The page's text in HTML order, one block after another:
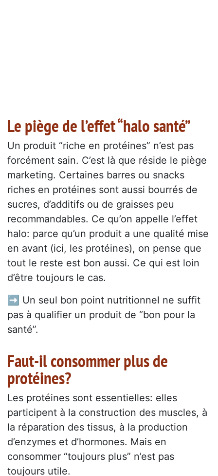
Le piège de l’effet “halo santé”
Un produit “riche en protéines” n’est pas
forcément sain. C’est là que réside le piège
marketing. Certaines barres ou snacks
riches en protéines sont aussi bourrés de
sucres, d’additifs ou de graisses peu
recommandables. Ce qu’on appelle l’effet
halo: parce qu’un produit a une qualité mise
en avant (ici, les protéines), on pense que
tout le reste est bon aussi. Ce qui est loin
d’être toujours le cas.
➡️ Un seul bon point nutritionnel ne suffit
pas à qualifier un produit de “bon pour la
santé”.
Faut-il consommer plus de
protéines?
Les protéines sont essentielles: elles
participent à la construction des muscles, à
la réparation des tissus, à la production
d’enzymes et d’hormones. Mais en
consommer “toujours plus” n’est pas
toujours utile.